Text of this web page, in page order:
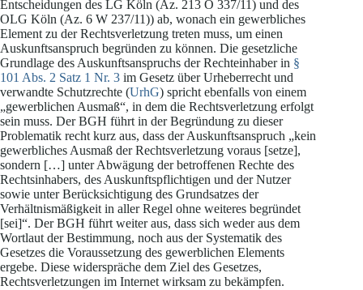
Entscheidungen des LG Köln (Az. 213 O 337/11) und des
OLG Köln (Az. 6 W 237/11)) ab, wonach ein gewerbliches
Element zu der Rechtsverletzung treten muss, um einen
Auskunftsanspruch begründen zu können. Die gesetzliche
Grundlage des Auskunftsanspruchs der Rechteinhaber in §
101 Abs. 2 Satz 1 Nr. 3 im Gesetz über Urheberrecht und
verwandte Schutzrechte (UrhG) spricht ebenfalls von einem
„gewerblichen Ausmaß“, in dem die Rechtsverletzung erfolgt
sein muss. Der BGH führt in der Begründung zu dieser
Problematik recht kurz aus, dass der Auskunftsanspruch „kein
gewerbliches Ausmaß der Rechtsverletzung voraus [setze],
sondern […] unter Abwägung der betroffenen Rechte des
Rechtsinhabers, des Auskunftspflichtigen und der Nutzer
sowie unter Berücksichtigung des Grundsatzes der
Verhältnismäßigkeit in aller Regel ohne weiteres begründet
[sei]“. Der BGH führt weiter aus, dass sich weder aus dem
Wortlaut der Bestimmung, noch aus der Systematik des
Gesetzes die Voraussetzung des gewerblichen Elements
ergebe. Diese widerspräche dem Ziel des Gesetzes,
Rechtsverletzungen im Internet wirksam zu bekämpfen.